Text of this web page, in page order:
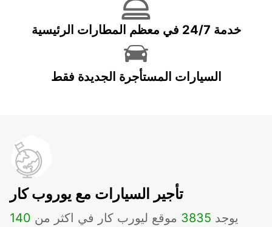
خدمة 24/7 في معظم المطارات الرئيسية
السيارات المستأجرة الجديدة فقط
تأجير السيارات مع يوروب كار
يوجد 3835 موقع ليورب كار في اكثر من 140